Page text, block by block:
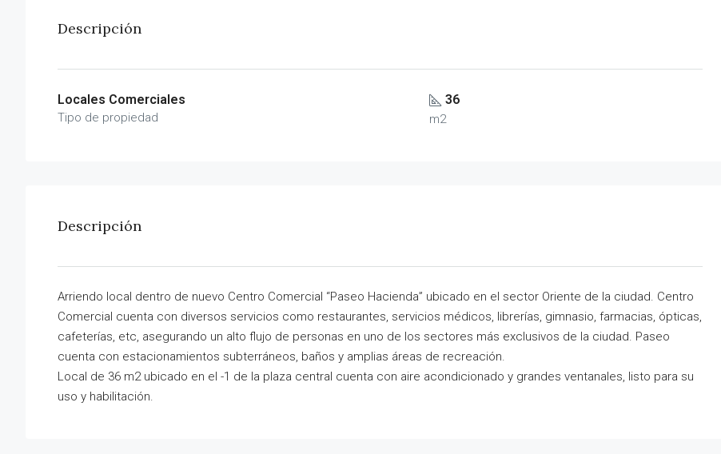
Descripción
Locales Comerciales
Tipo de propiedad
36
m2
Descripción
Arriendo local dentro de nuevo Centro Comercial “Paseo Hacienda” ubicado en el sector Oriente de la ciudad. Centro
Comercial cuenta con diversos servicios como restaurantes, servicios médicos, librerías, gimnasio, farmacias, ópticas,
cafeterías, etc, asegurando un alto flujo de personas en uno de los sectores más exclusivos de la ciudad. Paseo
cuenta con estacionamientos subterráneos, baños y amplias áreas de recreación.
Local de 36 m2 ubicado en el -1 de la plaza central cuenta con aire acondicionado y grandes ventanales, listo para su
uso y habilitación.